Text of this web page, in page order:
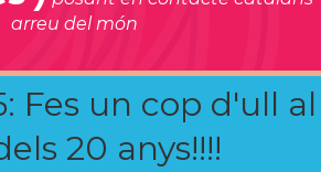
arreu del món
Fes un cop d'ull al
20 anys!!!!